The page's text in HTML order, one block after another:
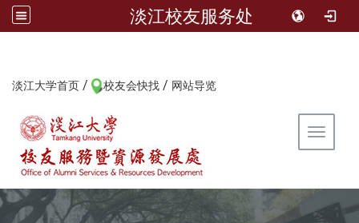
淡江校友服务处
淡江大学首页 / 校友会快找 / 网站导览
Toggle